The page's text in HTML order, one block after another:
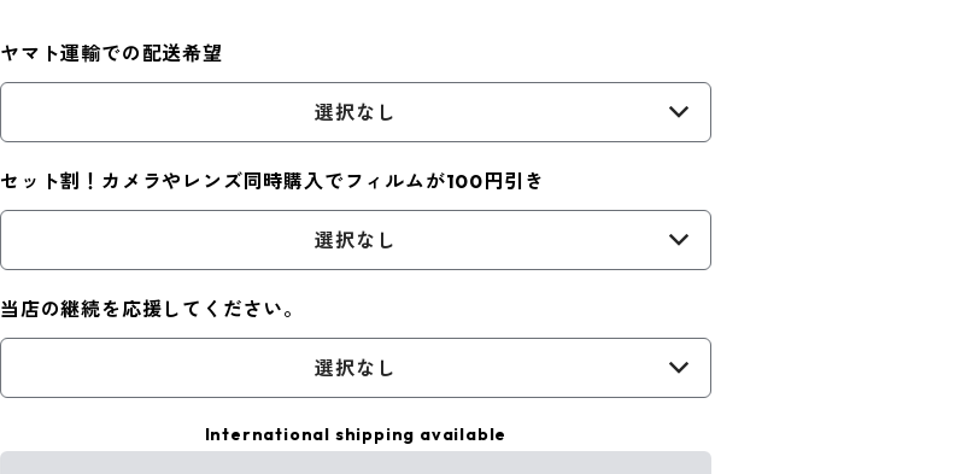
ヤマト運輸での配送希望
選択なし
セット割！カメラやレンズ同時購入でフィルムが100円引き
選択なし
当店の継続を応援してください。
選択なし
International shipping available